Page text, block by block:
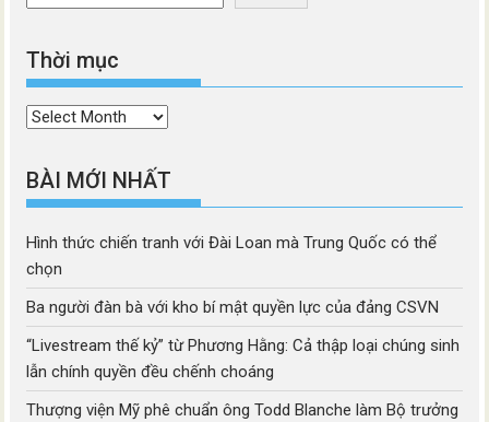
Thời mục
Thời
BÀI MỚI NHẤT
Hình thức chiến tranh với Đài Loan mà Trung Quốc có thể
chọn
Ba người đàn bà với kho bí mật quyền lực của đảng CSVN
“Livestream thế kỷ” từ Phương Hằng: Cả thập loại chúng sinh
lẫn chính quyền đều chếnh choáng
Thượng viện Mỹ phê chuẩn ông Todd Blanche làm Bộ trưởng